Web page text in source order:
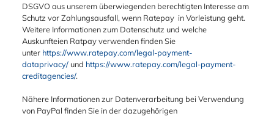
DSGVO aus unserem überwiegenden berechtigten Interesse am
Schutz vor Zahlungsausfall, wenn Ratepay in Vorleistung geht.
Weitere Informationen zum Datenschutz und welche
Auskunfteien Ratpay verwenden finden Sie
unter https://www.ratepay.com/legal-payment-
dataprivacy/ und https://www.ratepay.com/legal-payment-
creditagencies/.
Nähere Informationen zur Datenverarbeitung bei Verwendung
von PayPal finden Sie in der dazugehörigen